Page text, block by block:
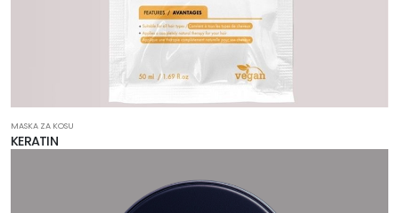
MASKA ZA KOSU
KERATIN